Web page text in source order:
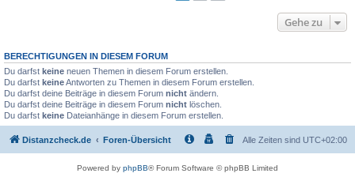
Gehe zu
BERECHTIGUNGEN IN DIESEM FORUM
Du darfst keine neuen Themen in diesem Forum erstellen.
Du darfst keineAntworten zu Themen in diesem Forum erstellen.
Du darfst deine Beiträge in diesem Forum nicht ändern.
Du darfst deine Beiträge in diesem Forum nicht löschen.
Du darfst keine Dateianhänge in diesem Forum erstellen.
Distanzcheck.de Foren-Übersicht Alle Zeiten sind UTC+02:00
Powered by phpBB® Forum Software © phpBB Limited